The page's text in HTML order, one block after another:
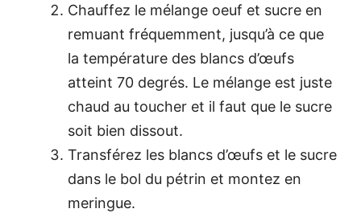
Chauffez le mélange oeuf et sucre en
remuant fréquemment, jusqu’à ce que
la température des blancs d’œufs
atteint 70 degrés. Le mélange est juste
chaud au toucher et il faut que le sucre
soit bien dissout.
Transférez les blancs d’œufs et le sucre
dans le bol du pétrin et montez en
meringue.